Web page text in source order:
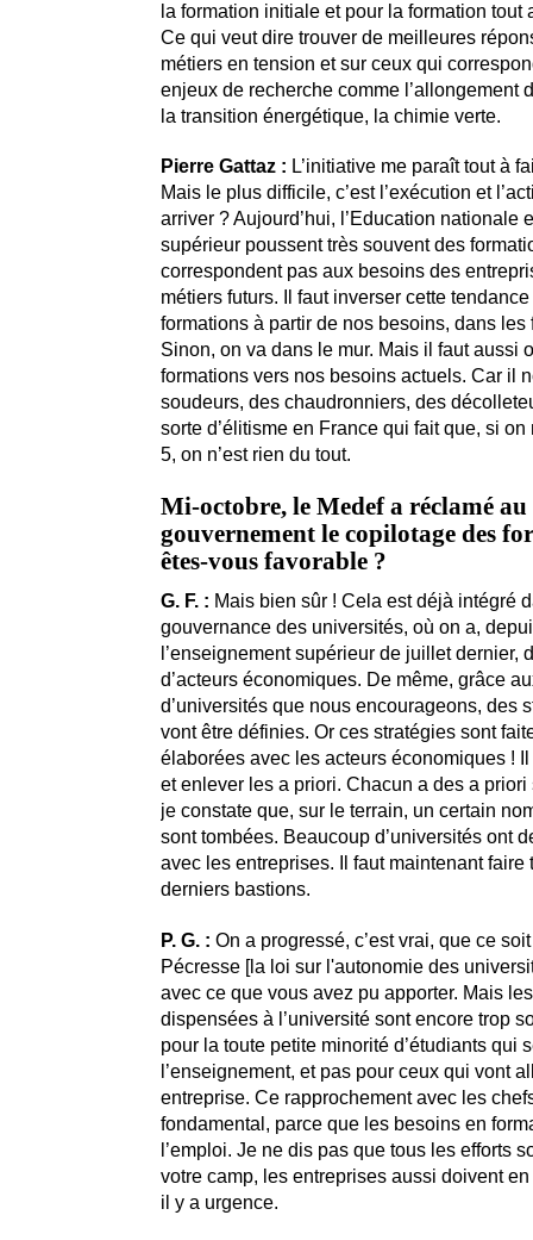
la formation initiale et pour la formation tout
Ce qui veut dire trouver de meilleures
métiers en tension et sur ceux qui
enjeux de recherche comme l’allongement
la transition énergétique, la chimie verte.
Pierre Gattaz : L’initiative me paraît tout à
Mais le plus difficile, c’est l’exécution et
arriver ? Aujourd’hui, l’Education nationale
supérieur poussent très souvent des
correspondent pas aux besoins des
métiers futurs. Il faut inverser cette
formations à partir de nos besoins, dans les
Sinon, on va dans le mur. Mais il faut aussi
formations vers nos besoins actuels. Car il
soudeurs, des chaudronniers, des
sorte d’élitisme en France qui fait que, si on
5, on n’est rien du tout.
Mi-octobre, le Medef a réclamé au
gouvernement le copilotage des
êtes-vous favorable ?
G. F. : Mais bien sûr ! Cela est déjà intégré
gouvernance des universités, où on a,
l’enseignement supérieur de juillet dernier,
d’acteurs économiques. De même, grâce
d’universités que nous encourageons, des
vont être définies. Or ces stratégies sont
élaborées avec les acteurs économiques !
et enlever les a priori. Chacun a des a priori
je constate que, sur le terrain, un certain
sont tombées. Beaucoup d’universités ont
avec les entreprises. Il faut maintenant faire
derniers bastions.
P. G. : On a progressé, c’est vrai, que ce
Pécresse [la loi sur l'autonomie des
avec ce que vous avez pu apporter. Mais
dispensées à l’université sont encore trop
pour la toute petite minorité d’étudiants qui
l’enseignement, et pas pour ceux qui vont
entreprise. Ce rapprochement avec les
fondamental, parce que les besoins en
l’emploi. Je ne dis pas que tous les efforts
votre camp, les entreprises aussi doivent
il y a urgence.